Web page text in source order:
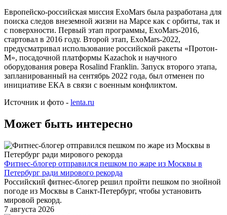
Европейско-российская миссия ExoMars была разработана для
поиска следов внеземной жизни на Марсе как с орбиты, так и
с поверхности. Первый этап программы, ExoMars-2016,
стартовал в 2016 году. Второй этап, ExoMars-2022,
предусматривал использование российской ракеты «Протон-
М», посадочной платформы Kazachok и научного
оборудования ровера Rosalind Franklin. Запуск второго этапа,
запланированный на сентябрь 2022 года, был отменен по
инициативе ЕКА в связи с военным конфликтом.
Источник и фото - lenta.ru
Может быть интересно
Фитнес-блогер отправился пешком по жаре из Москвы в
Петербург ради мирового рекорда
Российский фитнес-блогер решил пройти пешком по знойной
погоде из Москвы в Санкт-Петербург, чтобы установить
мировой рекорд.
7 августа 2026